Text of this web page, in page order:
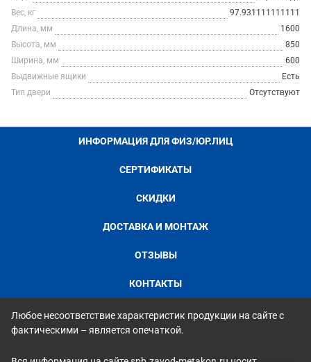
Вес, кг
97.931111111111
Длина, мм
1600
Высота, мм
850
Ширина, мм
600
Выдвижные ящики
Есть
Тип двери
Отсутствуют
ИНФОРМАЦИЯ ДЛЯ ФИЗ/ЮР.ЛИЦ
СЕРТИФИКАТЫ
СКИДКИ
ДОСТАВКА И МОНТАЖ
ОТЗЫВЫ
КОНТАКТЫ
Любое несоответствие характеристик продукции на сайте с
фактическими – является опечаткой.